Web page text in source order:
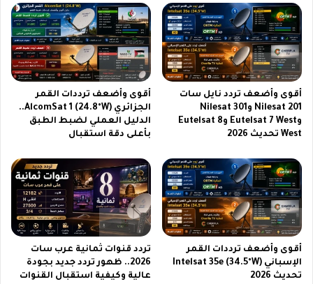
ل
ل
ك
ب
ا
ر
2
0
6
أقوى وأضعف تردد نايل سات
Nilesat 201 وNilesat 301
وEutelsat 7 West وEutelsat 8
West تحديث 2026
أقوى وأضعف ترددات القمر
الجزائري AlcomSat 1 (24.8°W)..
الدليل العملي لضبط الطبق
بأعلى دقة استقبال
أقوى وأضعف ترددات القمر
الإسباني Intelsat 35e (34.5°W)
تحديث 2026
تردد قنوات ثمانية عرب سات
2026.. ظهور تردد جديد بجودة
عالية وكيفية استقبال القنوات